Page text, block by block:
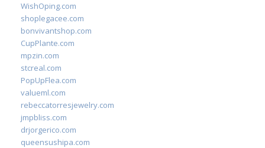
WishOping.com
shoplegacee.com
bonvivantshop.com
CupPlante.com
mpzin.com
stcreal.com
PopUpFlea.com
valueml.com
rebeccatorresjewelry.com
jmpbliss.com
drjorgerico.com
queensushipa.com